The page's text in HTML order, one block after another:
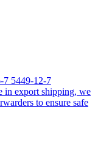
7 5449-12-7
in export shipping, we
to ensure safe